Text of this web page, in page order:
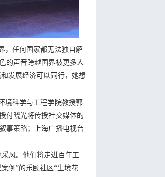
，任何国家都无法独自解
的声音跨越国界被更多人
发展经济可以同行，她想
科学与工程学院教授郭
付晓光将传授社交媒体的
事策略；上海广播电视台
风。他们将走进百年工
例”的乐颐社区“生境花